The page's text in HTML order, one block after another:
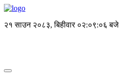
२१ साउन २०८३, बिहीवार ०२:०९:०६ बजे